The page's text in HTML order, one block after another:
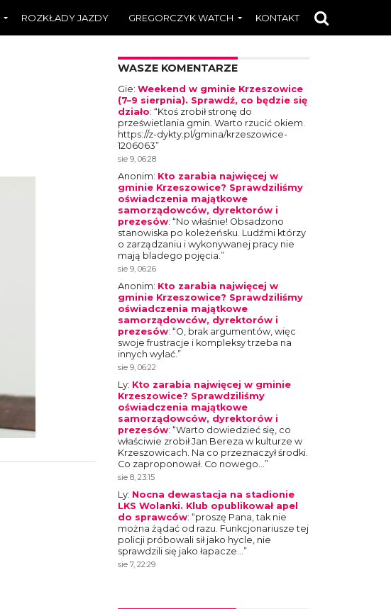
ROZKŁADY JAZDY GREGORCZYK WATCH KONTAKT
WASZE KOMENTARZE
Gie: Weekend w gminie Krzeszowice
(7–9 sierpnia). Sprawdź, co będzie się
działo: “Ktoś zrobił stronę do
prześwietlania gmin. Warto rzucić okiem.
https://z-dykty.pl/gmina/krzeszowice-
1206063”
sie 9, 06:28
Anonim: Kto zarabia najwięcej w
gminie Krzeszowice? Sprawdziliśmy
oświadczenia majątkowe
samorządowców, dyrektorów i
prezesów: “No właśnie! Obsadzono
stanowiska po koleżeńsku. Ludźmi którzy
o zarządzaniu i wykonywanej pracy nie
mają bladego pojęcia.”
sie 9, 06:26
Anonim: Kto zarabia najwięcej w
gminie Krzeszowice? Sprawdziliśmy
oświadczenia majątkowe
samorządowców, dyrektorów i
prezesów: “O, brak argumentów, więc
swoje frustracje i kompleksy trzeba na
innych wylać.”
sie 9, 06:22
Ly: Kto zarabia najwięcej w gminie
Krzeszowice? Sprawdziliśmy
oświadczenia majątkowe
samorządowców, dyrektorów i
prezesów: “Warto dowiedzieć się, co
właściwie zrobił Jan Bereza w kulturze w
Krzeszowicach. Na co przeznaczył środki.
Co zaproponował. Co nowego…”
sie 8, 23:15
Ly: Nocna dewastacja na stadionie
LKS Wolanki. Klub opublikował apel
do sprawców: “proszę Pana, tak nie
można żądać od razu. Funkcjonariusze tej
policji próbowali sił jako hycle, nie
sprawdzili się jako łapacze…”
sie 7, 22:29